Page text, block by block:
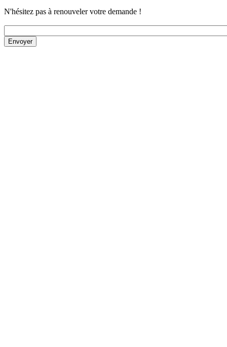
N'hésitez pas à renouveler votre demande !